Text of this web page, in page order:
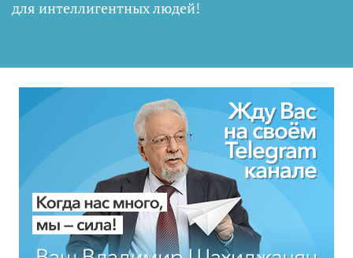
для интеллигентных людей!